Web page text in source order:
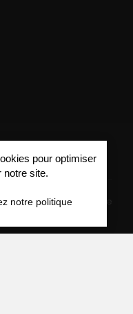
pour optimiser
notre site.
notre politique
RéalisationCom'online